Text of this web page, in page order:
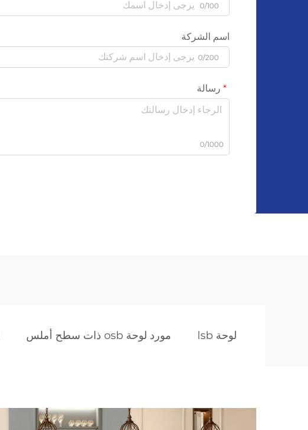
0/100
اسم الشركة
0/200
رسالة
0/1000
لوحة lsb مورد لوحة osb ذات سطح أملس